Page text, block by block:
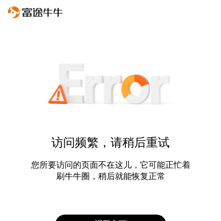
访问频繁，请稍后重试
您所要访问的页面不在这儿，它可能正忙着
刷牛牛圈，稍后就能恢复正常